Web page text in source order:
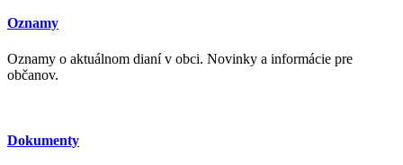
Oznamy
Oznamy o aktuálnom dianí v obci. Novinky a informácie pre
občanov.
Dokumenty